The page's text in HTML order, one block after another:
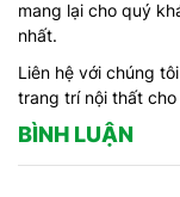
mang lại cho quý
nhất.
Liên hệ với chúng
trang trí nội thất cho
BÌNH LUẬN